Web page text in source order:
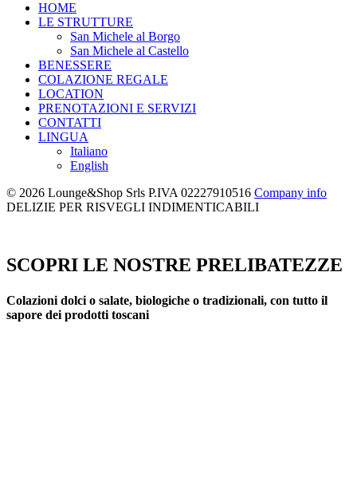
HOME
LE STRUTTURE
San Michele al Borgo
San Michele al Castello
BENESSERE
COLAZIONE REGALE
LOCATION
PRENOTAZIONI E SERVIZI
CONTATTI
LINGUA
Italiano
English
© 2026 Lounge&Shop Srls P.IVA 02227910516 Company info
DELIZIE PER RISVEGLI INDIMENTICABILI
SCOPRI LE NOSTRE PRELIBATEZZE
Colazioni dolci o salate, biologiche o tradizionali, con tutto il
sapore dei prodotti toscani